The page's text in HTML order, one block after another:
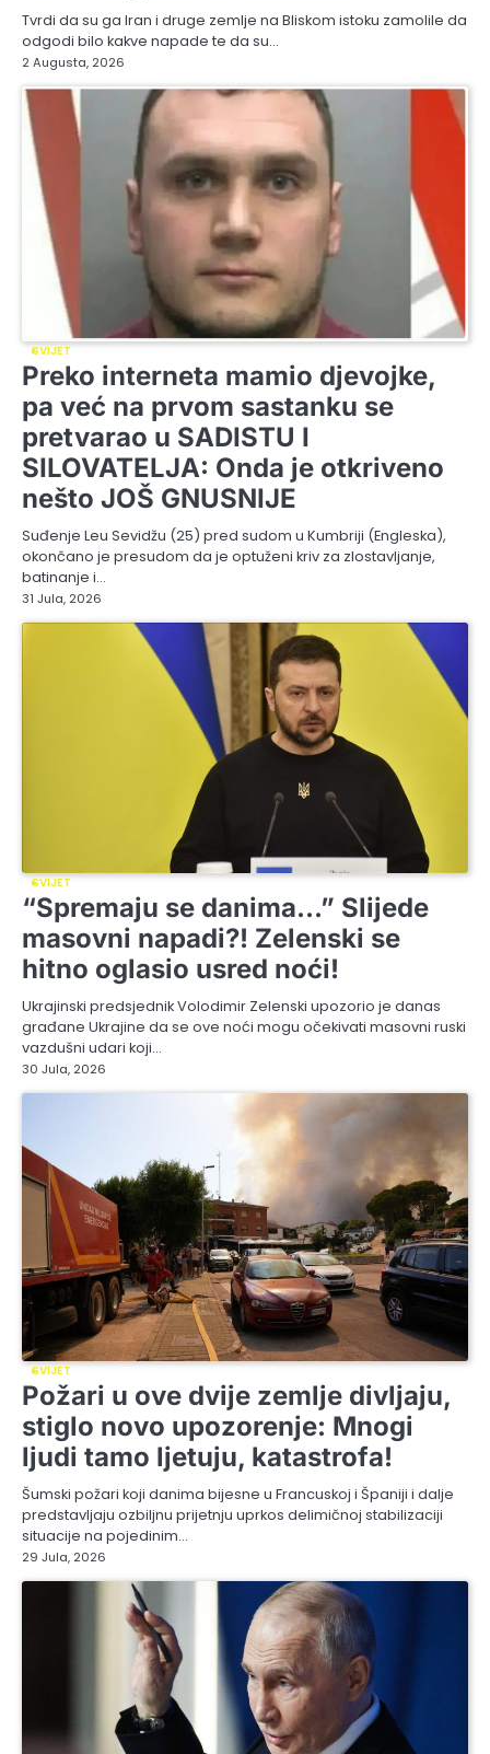
Tvrdi da su ga Iran i druge zemlje na Bliskom istoku zamolile da
odgodi bilo kakve napade te da su…
2 Augusta, 2026
SVIJET
Preko interneta mamio djevojke,
pa već na prvom sastanku se
pretvarao u SADISTU I
SILOVATELJA: Onda je otkriveno
nešto JOŠ GNUSNIJE
Suđenje Leu Sevidžu (25) pred sudom u Kumbriji (Engleska),
okončano je presudom da je optuženi kriv za zlostavljanje,
batinanje i…
31 Jula, 2026
SVIJET
“Spremaju se danima…” Slijede
masovni napadi?! Zelenski se
hitno oglasio usred noći!
Ukrajinski predsjednik Volodimir Zelenski upozorio je danas
građane Ukrajine da se ove noći mogu očekivati masovni ruski
vazdušni udari koji…
30 Jula, 2026
SVIJET
Požari u ove dvije zemlje divljaju,
stiglo novo upozorenje: Mnogi
ljudi tamo ljetuju, katastrofa!
Šumski požari koji danima bijesne u Francuskoj i Španiji i dalje
predstavljaju ozbiljnu prijetnju uprkos delimičnoj stabilizaciji
situacije na pojedinim…
29 Jula, 2026